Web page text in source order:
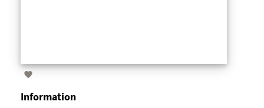

Information